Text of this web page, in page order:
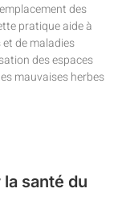
des
pratique aide à
de maladies
des espaces
mauvaises herbes
santé du